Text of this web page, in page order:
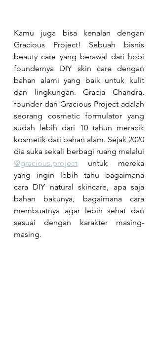
Kamu juga bisa kenalan dengan
Gracious Project! Sebuah bisnis
beauty care yang berawal dari hobi
foundernya DIY skin care dengan
bahan alami yang baik untuk kulit
dan lingkungan. Gracia Chandra,
founder dari Gracious Project adalah
seorang cosmetic formulator yang
sudah lebih dari 10 tahun meracik
kosmetik dari bahan alam. Sejak 2020
@gracious.project untuk mereka
yang ingin lebih tahu bagaimana
cara DIY natural skincare, apa saja
bahan bakunya, bagaimana cara
membuatnya agar lebih sehat dan
sesuai dengan karakter masing-
masing.